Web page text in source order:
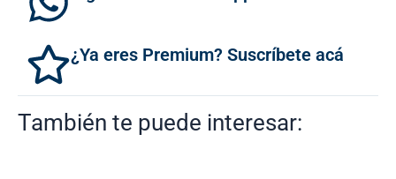
¿Ya eres Premium? Suscríbete acá
También te puede interesar: